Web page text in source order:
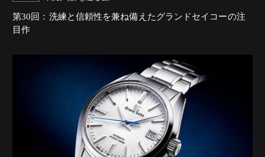
第30回：洗練と信頼性を兼ね備えたグランドセイコーの注
目作